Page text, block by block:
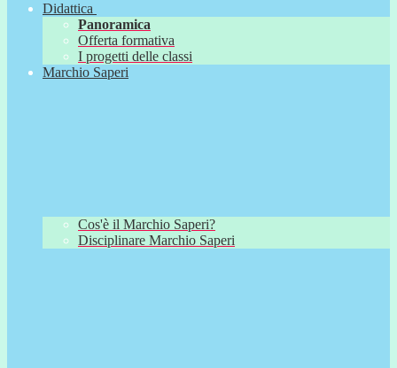
Didattica
Panoramica
Offerta formativa
I progetti delle classi
Marchio Saperi
Cos'è il Marchio Saperi?
Disciplinare Marchio Saperi